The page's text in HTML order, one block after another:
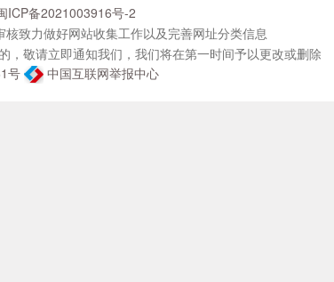
ICP备2021003916号-2
致力做好网站收集工作以及完善网址分类信息
敬请立即通知我们，我们将在第一时间予以更改或删除
号
中国互联网举报中心